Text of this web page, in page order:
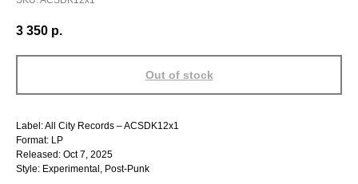
3 350 р.
Out of stock
Label: All City Records – ACSDK12x1
Format: LP
Released: Oct 7, 2025
Style: Experimental, Post-Punk